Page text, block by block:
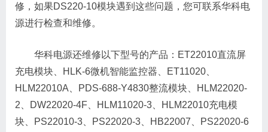
修，如果DS220-10模块遇到这些问题，您可联系华科电
源进行检查和维修。
华科电源还维修以下型号的产品：ET22010直流屏
充电模块、HLK-6微机智能监控器、ET11020、
HLM22010A、PDS-688-Y4830整流模块、HLM22020-
2、DW22020-4F、HLM11020-3、HLM22010充电模
块、PS22010-3、PS22020-3、HB22007、PS22020-6